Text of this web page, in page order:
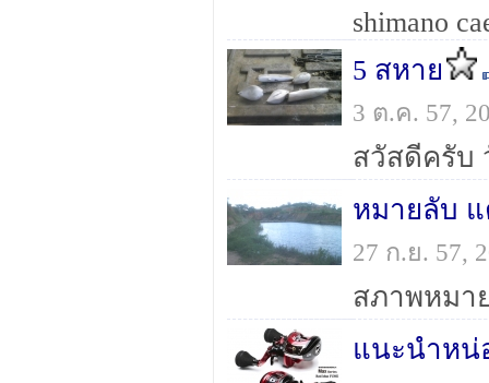
shimano
5 สหาย
3 ต.ค. 57,
สวัสดีครับ
หมายลับ
27 ก.ย. 57,
สภาพหมา
แนะนำหน่